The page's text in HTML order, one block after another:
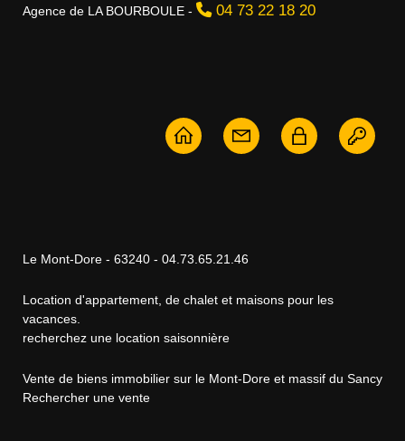
Agence de LA BOURBOULE - 04 73 22 18 20
Le Mont-Dore - 63240 - 04.73.65.21.46
Location d'appartement, de chalet et maisons pour les
vacances.
recherchez une location saisonnière
Vente de biens immobilier sur le Mont-Dore et massif du Sancy
Rechercher une vente